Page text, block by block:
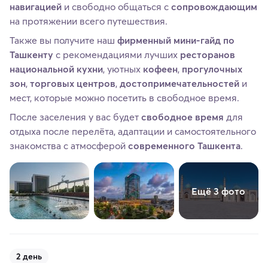
навигацией и свободно общаться с сопровождающим
на протяжении всего путешествия.
Также вы получите наш фирменный мини‑гайд по
Ташкенту с рекомендациями лучших ресторанов
национальной кухни, уютных кофеен, прогулочных
зон, торговых центров, достопримечательностей и
мест, которые можно посетить в свободное время.
После заселения у вас будет свободное время для
отдыха после перелёта, адаптации и самостоятельного
знакомства с атмосферой современного Ташкента.
Ещё 3 фото
2 день